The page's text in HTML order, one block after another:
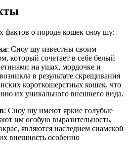
фактов о породе кошек сноу шу:
: Сноу шу известны своим
который сочетает в себе белый
на ушах, мордочке и
в результате скрещивания
короткошерстных кошек, что
их уникального внешнего вида.
: Сноу шу имеют яркие голубые
им особую выразительность.
являются наследием сиамской
внешность особенно